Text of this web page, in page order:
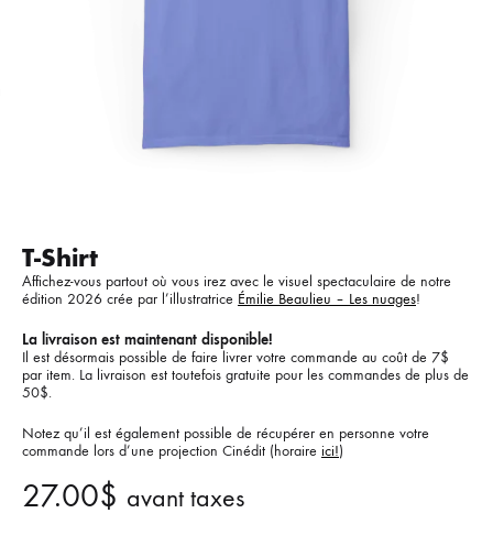
T-Shirt
Affichez-vous partout où vous irez avec le visuel spectaculaire de notre
édition 2026 crée par l’illustratrice Émilie Beaulieu – Les nuages!
La livraison est maintenant disponible!
Il est désormais possible de faire livrer votre commande au coût de 7$
par item. La livraison est toutefois gratuite pour les commandes de plus de
50$.
Notez qu’il est également possible de récupérer en personne votre
commande lors d’une projection Cinédit (horaire ici!)
27.00$ avant taxes